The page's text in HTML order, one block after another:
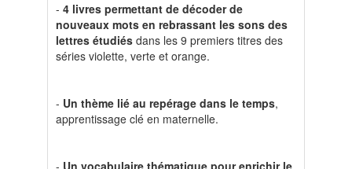
- 4 livres permettant de décoder de
nouveaux mots en rebrassant les sons des
lettres étudiés dans les 9 premiers titres des
séries violette, verte et orange.
- Un thème lié au repérage dans le temps,
apprentissage clé en maternelle.